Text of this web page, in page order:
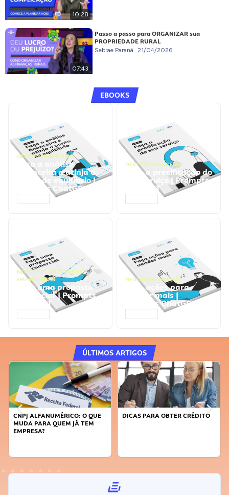
10:28
07:43
Passo a passo para ORGANIZAR sua
PROPRIEDADE RURAL
Sebrae Paraná 21/04/2026
EBOOKS
GESTÃO FINANCEIRA
Faça a análise
financeira e atinja o
ponto de equilíbrio |
Prompts ChatGPT
GESTÃO FINANCEIRA
Faça a precificação do
seu serviço | Prompts
ChatGPT
NEGÓCIOS, PROCESSOS
EMPRESARIAIS
Faça uma proposta
comercial | Prompts
ChatGPT
NEGÓCIOS, VENDAS
Faça ações para
vender mais |
Prompts ChatGPT
ÚLTIMOS ARTIGOS
CNPJ ALFANUMÉRICO: O QUE
MUDA PARA QUEM JÁ TEM
EMPRESA?
DICAS PARA OBTER CRÉDITO